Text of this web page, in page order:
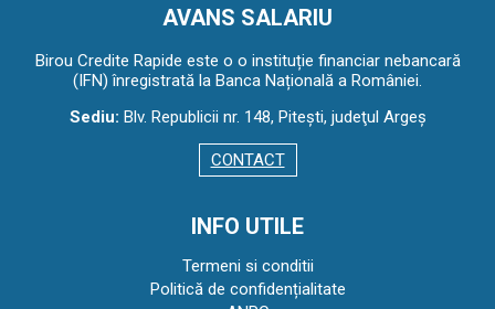
AVANS SALARIU
Birou Credite Rapide este o o instituție financiar nebancară
(IFN) înregistrată la Banca Națională a României.
Sediu: Blv. Republicii nr. 148, Piteşti, judeţul Argeş
CONTACT
INFO UTILE
Termeni si conditii
Politică de confidențialitate